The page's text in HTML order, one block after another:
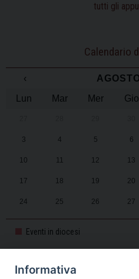
tutti gli
Calendario
‹
Lun
Mar Mer Gio
3 4 5 6
10 11 12 13
17 18 19 20
24 25 26 27
31 1 2 3
Eventi in diocesi
CALENDARIO
Informativa